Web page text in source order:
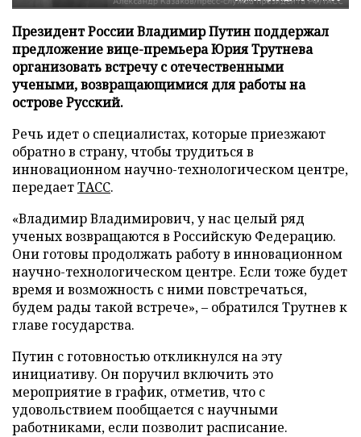
Президент России Владимир Путин поддержал
предложение вице-премьера Юрия Трутнева
организовать встречу с отечественными
учеными, возвращающимися для работы на
острове Русский.
Речь идет о специалистах, которые приезжают
обратно в страну, чтобы трудиться в
инновационном научно-технологическом центре,
передаетТАСС.
«Владимир Владимирович, у нас целый ряд
ученых возвращаются в Российскую Федерацию.
Они готовы продолжать работу в инновационном
научно-технологическом центре. Если тоже будет
время и возможность с ними повстречаться,
будем рады такой встрече», – обратился Трутнев к
главе государства.
Путин с готовностью откликнулся на эту
инициативу. Он поручил включить это
мероприятие в график, отметив, что с
удовольствием пообщается с научными
работниками, если позволит расписание.